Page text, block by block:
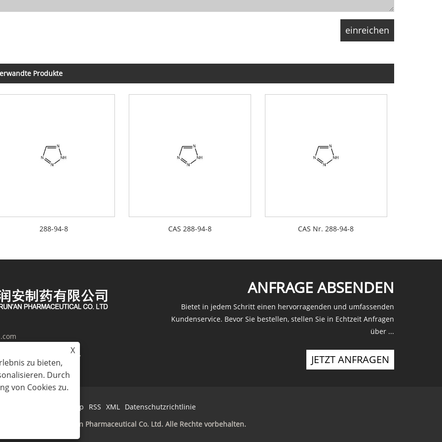
Produkte
288-94-8 CAS 288-94-8 CAS Nr. 288-94-8
Industrial Park,
ANFRAGE ABSENDEN
Bietet in jedem Schritt einen hervorragenden und umfassenden
Kundenservice. Bevor Sie bestellen, stellen Sie in Echtzeit Anfragen
über ...
JETZT ANFRAGEN
Sitemap RSS XML Datenschutzrichtlinie
© 2024 Jiangsu Run'an Pharmaceutical Co. Ltd. Alle Rechte vorbehalten.
X
zu bieten,
Durch
von Cookies zu.